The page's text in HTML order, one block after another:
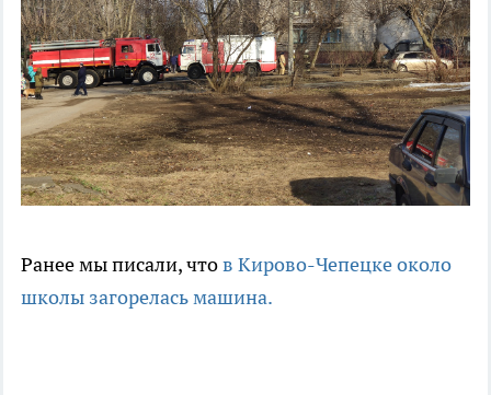
Ранее мы писали, чтов Кирово-Чепецке около
школы загорелась машина.